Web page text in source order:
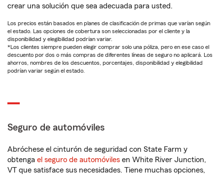
crear una solución que sea adecuada para usted.
Los precios están basados en planes de clasificación de primas que varían según
el estado. Las opciones de cobertura son seleccionadas por el cliente y la
disponibilidad y elegibilidad podrían variar.
*Los clientes siempre pueden elegir comprar solo una póliza, pero en ese caso el
descuento por dos o más compras de diferentes líneas de seguro no aplicará. Los
ahorros, nombres de los descuentos, porcentajes, disponibilidad y elegibilidad
podrían variar según el estado.
Seguro de automóviles
Abróchese el cinturón de seguridad con State Farm y
obtenga el seguro de automóviles en White River Junction,
VT que satisface sus necesidades. Tiene muchas opciones,